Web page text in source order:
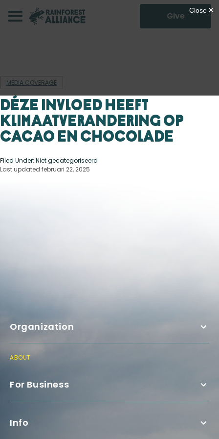
Give
MEDIA COVERAGE
Déze invloed heeft
klimaatverandering op
cacao en chocolade
Filed Under: Niet gecategoriseerd
Last updated februari 22, 2025
Organization
ABOUT
For Business
Info